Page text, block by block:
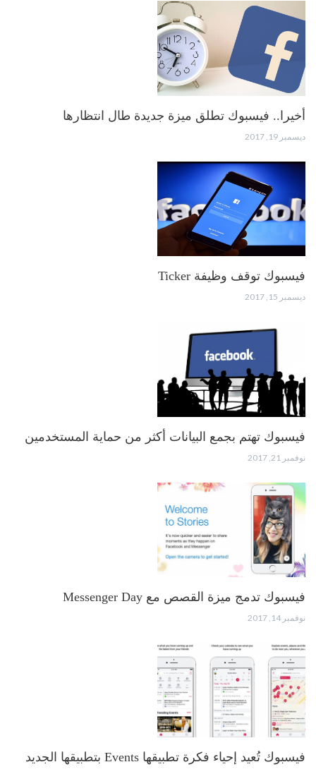
أخيرا.. فيسبوك تطلق ميزة جديدة طال انتظارها
ديسمبر 19, 2017
فيسبوك توقف وظيفة Ticker
ديسمبر 15, 2017
فيسبوك تهتم بجمع البيانات أكثر من حماية المستخدمين
نوفمبر 21, 2017
فيسبوك تدمج ميزة القصص مع Messenger Day
نوفمبر 14, 2017
فيسبوك تُعيد إحياء فكرة تطبيقها Events بتطبيقها الجديد